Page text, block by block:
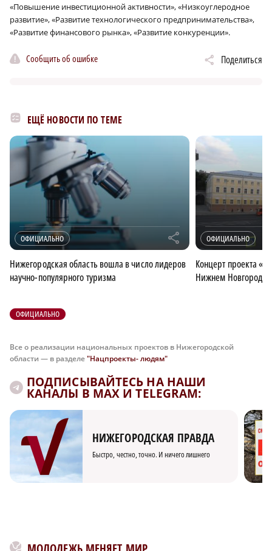
«Повышение инвестиционной активности», «Низкоуглеродное
развитие», «Развитие технологического предпринимательства»,
«Развитие финансового рынка», «Развитие конкуренции».
Сообщить об ошибке Поделиться
ЕЩЁ НОВОСТИ ПО ТЕМЕ
ОФИЦИАЛЬНО r
Нижегородская область вошла в число лидеров
научно-популярного туризма
ОФИЦИАЛЬНО
Концерт проекта
Нижнем Новгороде
ОФИЦИАЛЬНО
Все о реализации национальных проектов в Нижегородской
области — в разделе"Нацпроекты- людям"
ПОДПИСЫВАЙТЕСЬ НА НАШИ
КАНАЛЫ В MAX И TELEGRAM:
НИЖЕГОРОДСКАЯ ПРАВДА
Быстро, честно, точно. И ничего лишнего